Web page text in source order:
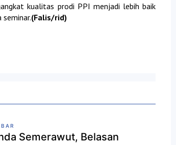
kualitas prodi PPI menjadi lebih baik
seminar.(Falis/rid)
Semerawut, Belasan